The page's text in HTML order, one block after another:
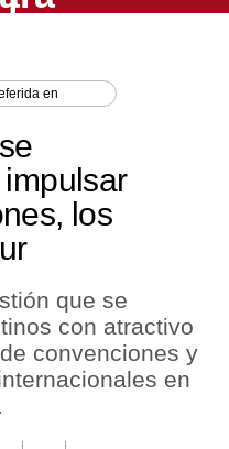
en
los
que se
con atractivo
convenciones y
en